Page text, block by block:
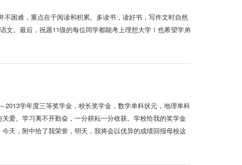
困难，重点在于阅读和积累。多读书，读好书，写作文时自然
文。最后，祝愿11级的每位同学都能考上理想大学！也希望学弟
学年度三等奖学金，校长奖学金，数学单科状元，地理单科
爱。学习离不开勤奋，一分耕耘一分收获。学校给我的奖学金
天，附中给了我荣誉，明天，我将会以优异的成绩回报母校这